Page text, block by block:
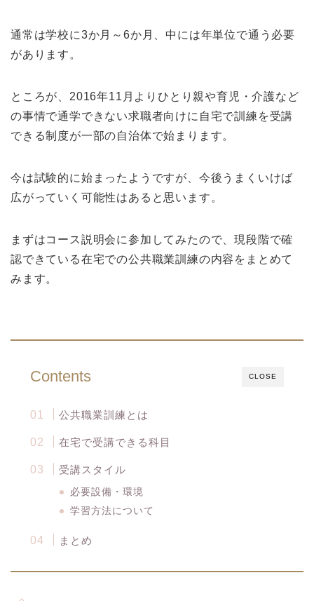
通常は学校に3か月～6か月、中には年単位で通う必要
があります。
ところが、2016年11月よりひとり親や育児・介護など
の事情で通学できない求職者向けに自宅で訓練を受講
できる制度が一部の自治体で始まります。
今は試験的に始まったようですが、今後うまくいけば
広がっていく可能性はあると思います。
まずはコース説明会に参加してみたので、現段階で確
認できている在宅での公共職業訓練の内容をまとめて
みます。
CLOSE
Contents
公共職業訓練とは
在宅で受講できる科目
受講スタイル
必要設備・環境
学習方法について
まとめ